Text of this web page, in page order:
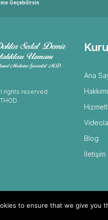
Geçebilirsin
rights reserved.
Ana
Blog
İletişim
to ensure that we give you